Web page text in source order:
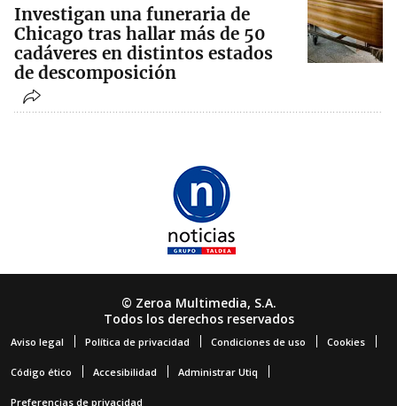
Investigan una funeraria de
Chicago tras hallar más de 50
cadáveres en distintos estados
de descomposición
© Zeroa Multimedia, S.A.
Todos los derechos reservados
Aviso legal Política de privacidad Condiciones de uso Cookies
Código ético Accesibilidad Administrar Utiq
Preferencias de privacidad